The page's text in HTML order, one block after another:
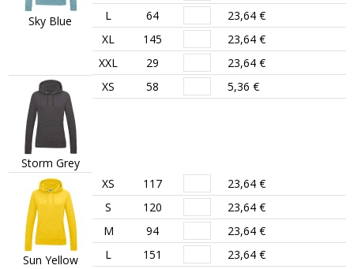
Sky Blue
L
64
23,64 €
XL
145
23,64 €
XXL
29 23,64 €
Storm Grey
XS 58 5,36 €
Sun Yellow
XS 117
23,64 €
S
120
23,64 €
M
94
23,64 €
L
151
23,64 €